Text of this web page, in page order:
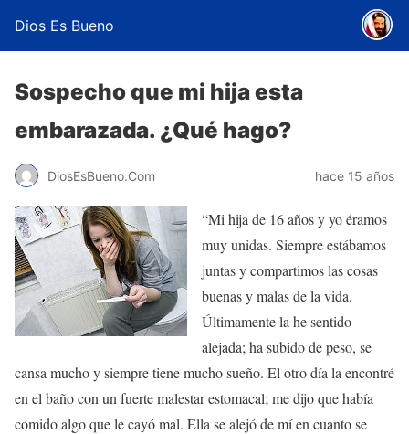
Dios Es Bueno
Sospecho que mi hija esta
embarazada. ¿Qué hago?
DiosEsBueno.Com hace 15 años
“Mi hija de 16 años y yo éramos
muy unidas. Siempre estábamos
juntas y compartimos las cosas
buenas y malas de la vida.
Últimamente la he sentido
alejada; ha subido de peso, se
cansa mucho y siempre tiene mucho sueño. El otro día la encontré
en el baño con un fuerte malestar estomacal; me dijo que había
comido algo que le cayó mal. Ella se alejó de mí en cuanto se